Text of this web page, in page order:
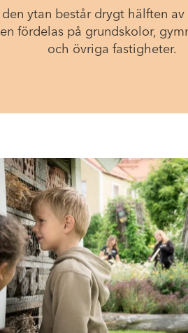
ytan består drygt hälften av
fördelas på grundskolor,
och övriga fastigheter.